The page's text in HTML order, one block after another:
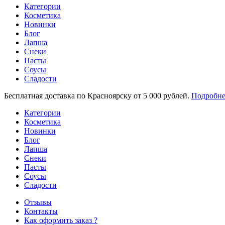
Категории
Косметика
Новинки
Блог
Лапша
Снеки
Пасты
Соусы
Сладости
Бесплатная доставка по Красноярску от 5 000 рублей.
Категории
Косметика
Новинки
Блог
Лапша
Снеки
Пасты
Соусы
Сладости
Отзывы
Контакты
Как оформить заказ ?